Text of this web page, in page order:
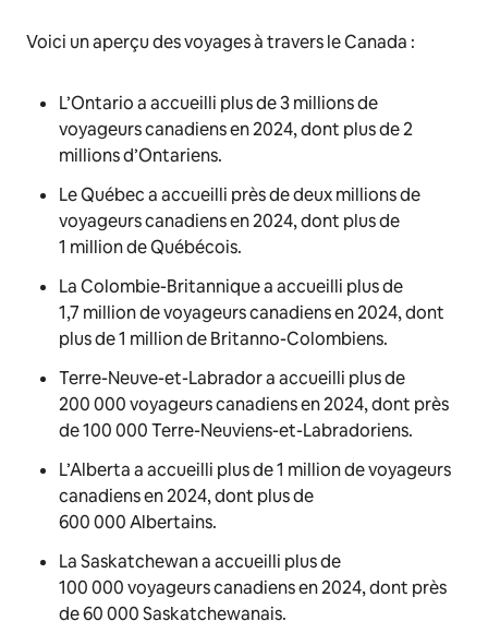
Voici un aperçu des voyages à travers le Canada :
L’Ontario a accueilli plus de 3 millions de
voyageurs canadiens en 2024, dont plus de 2
millions d’Ontariens.
Le Québec a accueilli près de deux millions de
voyageurs canadiens en 2024, dont plus de
1 million de Québécois.
La Colombie-Britannique a accueilli plus de
1,7 million de voyageurs canadiens en 2024, dont
plus de 1 million de Britanno-Colombiens.
Terre-Neuve-et-Labrador a accueilli plus de
200 000 voyageurs canadiens en 2024, dont près
de 100 000 Terre-Neuviens-et-Labradoriens.
L’Alberta a accueilli plus de 1 million de voyageurs
canadiens en 2024, dont plus de
600 000 Albertains.
La Saskatchewan a accueilli plus de
100 000 voyageurs canadiens en 2024, dont près
de 60 000 Saskatchewanais.